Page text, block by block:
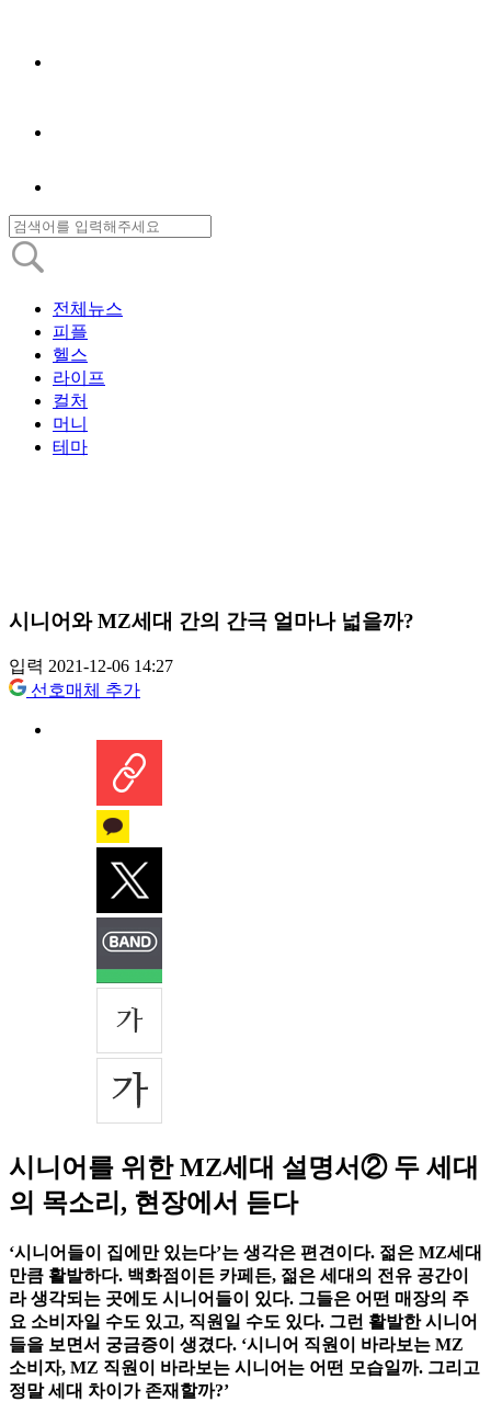
전체뉴스
피플
헬스
라이프
컬처
머니
테마
시니어와 MZ세대 간의 간극 얼마나 넓을까?
입력 2021-12-06 14:27
선호매체 추가
시니어를 위한 MZ세대 설명서② 두 세대
의 목소리, 현장에서 듣다
‘시니어들이 집에만 있는다’는 생각은 편견이다. 젊은 MZ세대
만큼 활발하다. 백화점이든 카페든, 젊은 세대의 전유 공간이
라 생각되는 곳에도 시니어들이 있다. 그들은 어떤 매장의 주
요 소비자일 수도 있고, 직원일 수도 있다. 그런 활발한 시니어
들을 보면서 궁금증이 생겼다. ‘시니어 직원이 바라보는 MZ
소비자, MZ 직원이 바라보는 시니어는 어떤 모습일까. 그리고
정말 세대 차이가 존재할까?’